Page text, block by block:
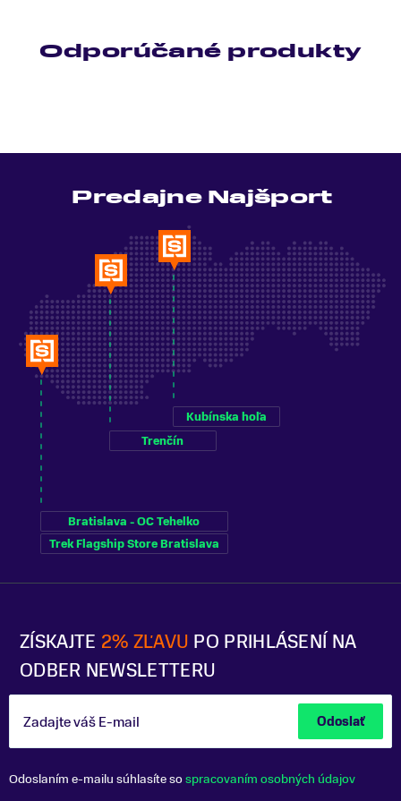
Odporúčané produkty
ZÍSKAJTE 2% ZĽAVU PO PRIHLÁSENÍ NA
ODBER NEWSLETTERU
Zadajte váš E-mail Odoslať
Odoslaním e-mailu súhlasíte sospracovaním osobných údajov
Predajne Najšport
Bratislava - OC Tehelko
Trek Flagship Store Bratislava
Trenčín
Kubínska hoľa